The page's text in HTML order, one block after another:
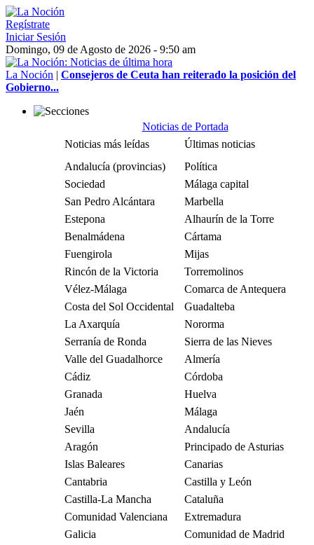
Regístrate
Iniciar Sesión
Domingo, 09 de Agosto de 2026 - 9:50 am
La Noción | Consejeros de Ceuta han reiterado la posición del
Gobierno...
Noticias de Portada
Noticias más leídas
Últimas noticias
Andalucía (provincias)
Política
Sociedad
Málaga capital
San Pedro Alcántara
Marbella
Estepona
Alhaurín de la Torre
Benalmádena
Cártama
Fuengirola
Mijas
Rincón de la Victoria
Torremolinos
Vélez-Málaga
Comarca de Antequera
Costa del Sol Occidental
Guadalteba
La Axarquía
Nororma
Serranía de Ronda
Sierra de las Nieves
Valle del Guadalhorce
Almería
Cádiz
Córdoba
Granada
Huelva
Jaén
Málaga
Sevilla
Andalucía
Aragón
Principado de Asturias
Islas Baleares
Canarias
Cantabria
Castilla y León
Castilla-La Mancha
Cataluña
Comunidad Valenciana
Extremadura
Galicia
Comunidad de Madrid